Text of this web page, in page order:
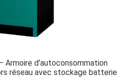
d’autoconsommation
réseau avec stockage batterie